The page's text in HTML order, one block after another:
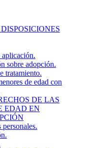
sobre adopción.
tratamiento.
de edad con
DE LAS
EDAD EN